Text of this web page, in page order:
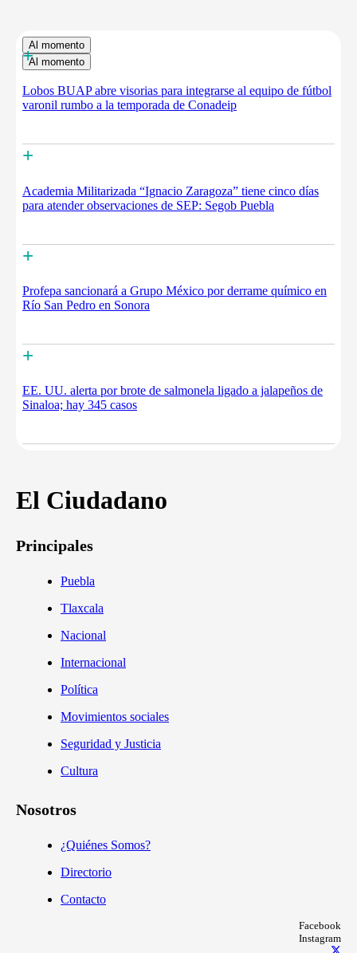
Al momento
Al momento
+
Lobos BUAP abre visorias para integrarse al equipo de fútbol
varonil rumbo a la temporada de Conadeip
+
Academia Militarizada “Ignacio Zaragoza” tiene cinco días
para atender observaciones de SEP: Segob Puebla
+
Profepa sancionará a Grupo México por derrame químico en
Río San Pedro en Sonora
+
EE. UU. alerta por brote de salmonela ligado a jalapeños de
Sinaloa; hay 345 casos
El Ciudadano
Principales
Puebla
Tlaxcala
Nacional
Internacional
Política
Movimientos sociales
Seguridad y Justicia
Cultura
Nosotros
¿Quiénes Somos?
Directorio
Contacto
Facebook
Instagram